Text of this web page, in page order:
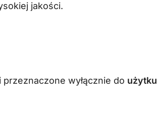
jakości.
wyłącznie do użytku